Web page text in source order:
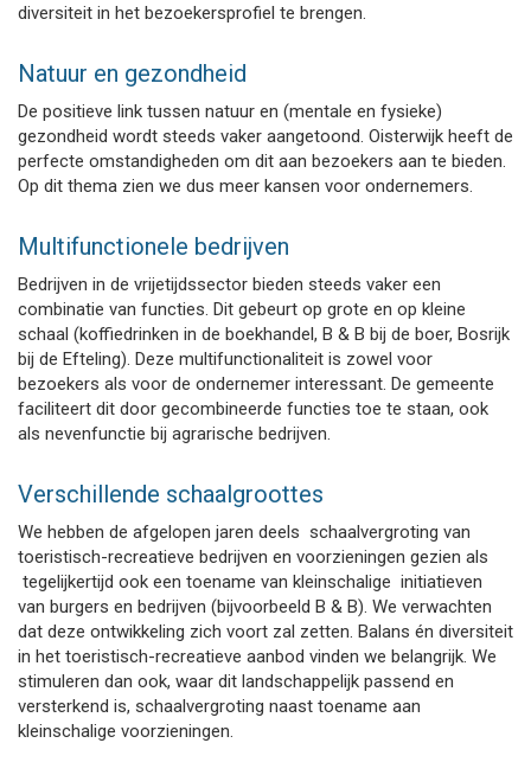
diversiteit in het bezoekersprofiel te brengen.
Natuur en gezondheid
De positieve link tussen natuur en (mentale en fysieke)
gezondheid wordt steeds vaker aangetoond. Oisterwijk heeft de
perfecte omstandigheden om dit aan bezoekers aan te bieden.
Op dit thema zien we dus meer kansen voor ondernemers.
Multifunctionele bedrijven
Bedrijven in de vrijetijdssector bieden steeds vaker een
combinatie van functies. Dit gebeurt op grote en op kleine
schaal (koffiedrinken in de boekhandel, B & B bij de boer, Bosrijk
bij de Efteling). Deze multifunctionaliteit is zowel voor
bezoekers als voor de ondernemer interessant. De gemeente
faciliteert dit door gecombineerde functies toe te staan, ook
als nevenfunctie bij agrarische bedrijven.
Verschillende schaalgroottes
We hebben de afgelopen jaren deels schaalvergroting van
toeristisch-recreatieve bedrijven en voorzieningen gezien als
tegelijkertijd ook een toename van kleinschalige initiatieven
van burgers en bedrijven (bijvoorbeeld B & B). We verwachten
dat deze ontwikkeling zich voort zal zetten. Balans én diversiteit
in het toeristisch-recreatieve aanbod vinden we belangrijk. We
stimuleren dan ook, waar dit landschappelijk passend en
versterkend is, schaalvergroting naast toename aan
kleinschalige voorzieningen.